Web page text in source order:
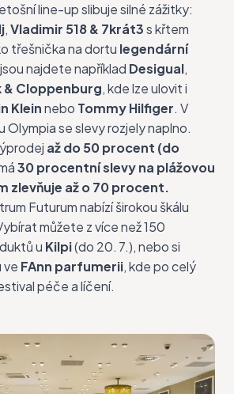
line-up slibuje silné zážitky:
,Vladimir 518 & 7krát3s křtem
třešnička na dortu legendární
najdete například Desigual,
& Cloppenburg,kde lze ulovit i
Kleinnebo Tommy Hilfiger. V
se slevy rozjely naplno.
až do 50 procent (do
30 procentní slevy na plážovou
zlevňuje až o 70 procent.
Futurum nabízí širokou škálu
můžete z více než 150
u Kilpi(do 20. 7.), nebo si
ve FAnn parfumerii, kde po celý
péče a líčení.